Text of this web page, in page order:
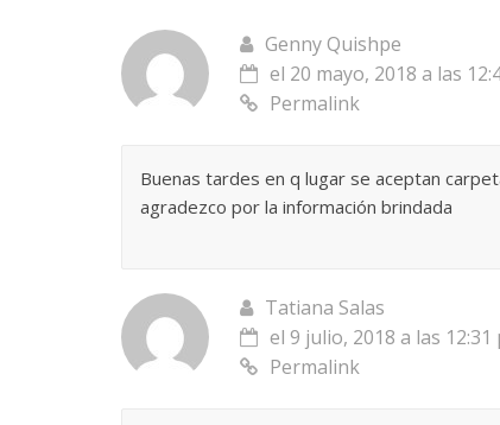
Genny Quishpe
el 20 mayo, 2018 a las
Permalink
Buenas tardes en q lugar se aceptan
agradezco por la información brindada
Tatiana Salas
el 9 julio, 2018 a las 12:31
Permalink